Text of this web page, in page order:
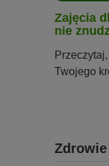
Zajęcia
nie
Twojego